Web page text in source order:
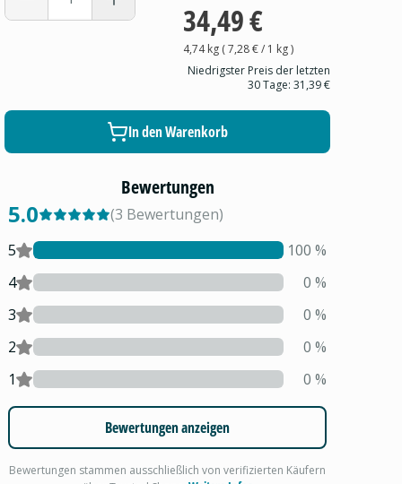
34,49 €
4,74 kg(7,28 €/ 1 kg)
Niedrigster Preis der letzten
30 Tage: 31,39 €
In den Warenkorb
Bewertungen
5.0 (3 Bewertungen)
5
100 %
4
0 %
3
0 %
2
0 %
1
0 %
Bewertungen anzeigen
Bewertungen stammen ausschließlich von verifizierten Käufern